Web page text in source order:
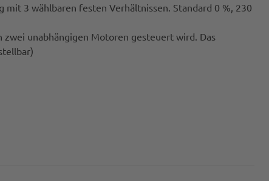
3 wählbaren festen Verhältnissen. Standard 0 %, 230
unabhängigen Motoren gesteuert wird. Das